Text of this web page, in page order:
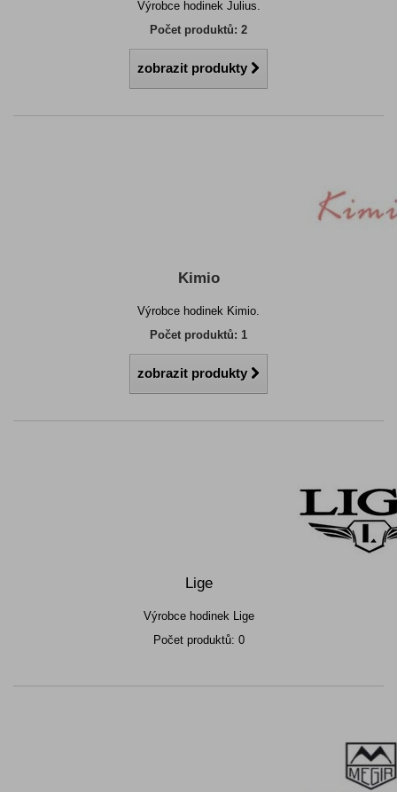
Výrobce hodinek Julius.
Počet produktů: 2
zobrazit produkty
Kimio
Výrobce hodinek Kimio.
Počet produktů: 1
zobrazit produkty
Lige
Výrobce hodinek Lige
Počet produktů: 0